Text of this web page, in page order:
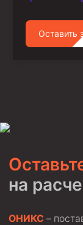
Оставить
на
ОНИКС –